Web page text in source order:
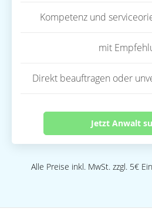
Kompetenz und
mit
Direkt beauftragen oder
Jetzt Anwalt
Alle Preise inkl. MwSt. zzgl. 5€